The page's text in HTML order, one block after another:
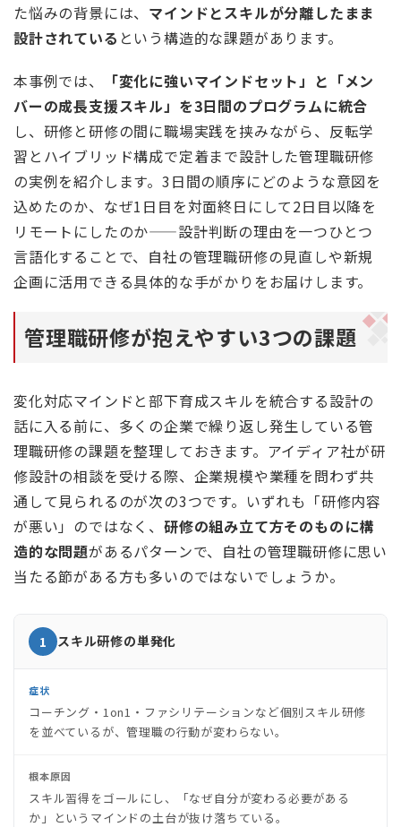
た悩みの背景には、 マインドとスキルが分離したまま
設計されている という構造的な課題があります。
本事例では、
「変化に強いマインドセット」と「メン
バーの成長支援スキル」を3日間のプログラムに統合
し、研修と研修の間に職場実践を挟みながら、反転学
習とハイブリッド構成で定着まで設計した管理職研修
の実例を紹介します。3日間の順序にどのような意図を
込めたのか、なぜ1日目を対面終日にして2日目以降を
リモートにしたのか——設計判断の理由を一つひとつ
言語化することで、自社の管理職研修の見直しや新規
企画に活用できる具体的な手がかりをお届けします。
管理職研修が抱えやすい3つの課題
変化対応マインドと部下育成スキルを統合する設計の
話に入る前に、多くの企業で繰り返し発生している管
理職研修の課題を整理しておきます。アイディア社が研
修設計の相談を受ける際、企業規模や業種を問わず共
通して見られるのが次の3つです。いずれも「研修内容
が悪い」のではなく、 研修の組み立て方そのものに構
造的な問題があるパターンで、自社の管理職研修に思い
当たる節がある方も多いのではないでしょうか。
1 スキル研修の単発化
症状
コーチング・1on1・ファシリテーションなど個別スキル研修
を並べているが、管理職の行動が変わらない。
根本原因
スキル習得をゴールにし、「なぜ自分が変わる必要がある
か」というマインドの土台が抜け落ちている。